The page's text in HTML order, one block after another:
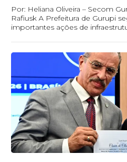
Por: Heliana Oliveira – Secom
Rafiusk A Prefeitura de Gurupi
importantes ações de